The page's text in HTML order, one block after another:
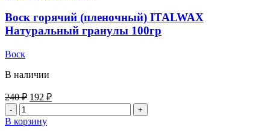
Воск горячий (пленочный) ITALWAX
Натуральный гранулы 100гр
Воск
В наличии
240₽ 192 ₽
В корзину